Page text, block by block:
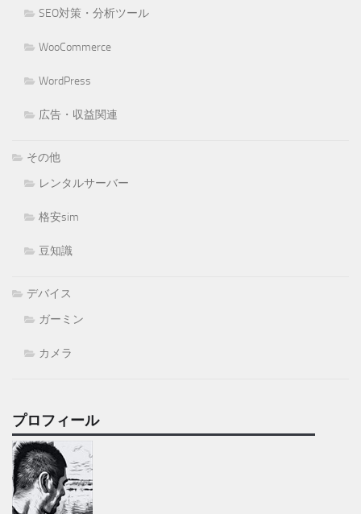
SEO対策・分析ツール
WooCommerce
WordPress
広告・収益関連
その他
レンタルサーバー
格安sim
豆知識
デバイス
ガーミン
カメラ
プロフィール